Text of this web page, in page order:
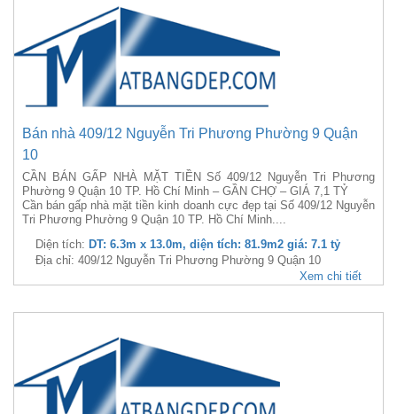
Bán nhà 409/12 Nguyễn Tri Phương Phường 9 Quận
10
CẦN BÁN GẤP NHÀ MẶT TIỀN Số 409/12 Nguyễn Tri Phương
Phường 9 Quận 10 TP. Hồ Chí Minh – GẦN CHỢ – GIÁ 7,1 TỶ
Cần bán gấp nhà mặt tiền kinh doanh cực đẹp tại Số 409/12 Nguyễn
Tri Phương Phường 9 Quận 10 TP. Hồ Chí Minh....
Diện tích: DT: 6.3m x 13.0m, diện tích: 81.9m2 giá: 7.1 tỷ
Địa chỉ: 409/12 Nguyễn Tri Phương Phường 9 Quận 10
Xem chi tiết